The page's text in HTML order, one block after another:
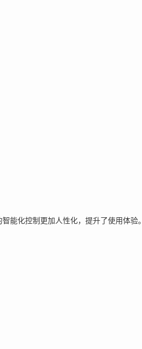
能化控制更加人性化，提升了使用体验。